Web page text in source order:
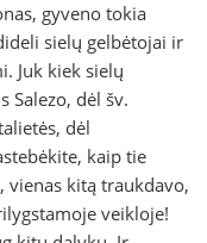
gyveno tokia
sielų gelbėtojai ir
Juk kiek sielų
Salezo, dėl šv.
dėl
kaip tie
vienas kitą traukdavo,
veikloje!